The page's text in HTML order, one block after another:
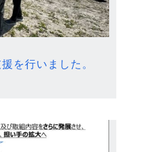
を行いました。